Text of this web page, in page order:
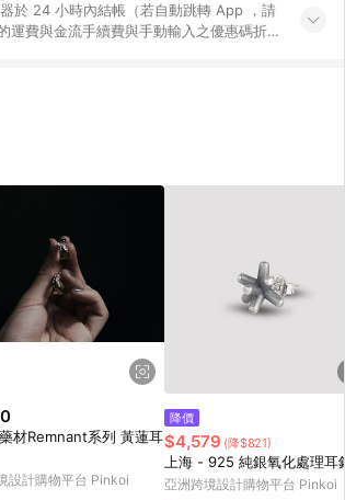
於 24 小時內結帳（若自動跳轉 App ，請
運費與金流手續費與手動輸入之優惠碼折
才具贈點資格。 7. 點數將於出貨後 45 天
才首次下載 Pinkoi APP 並完成訂單，不
設計購物平台 Pinkoi
降價
$4,579 (降$821)
上海 - 925 純銀氧化處理耳釘
亞洲跨境設計購物平台 Pinkoi